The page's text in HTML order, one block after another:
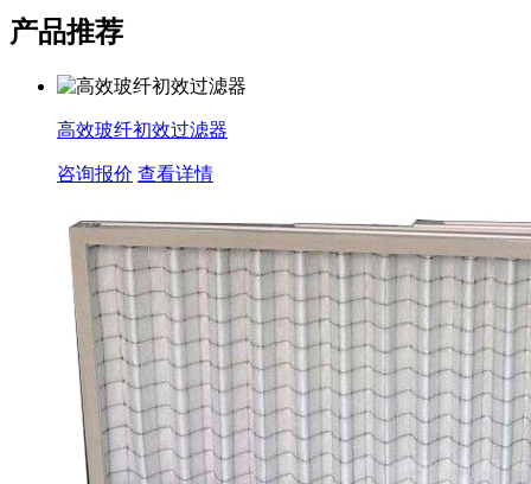
产品推荐
高效玻纤初效过滤器
咨询报价 查看详情